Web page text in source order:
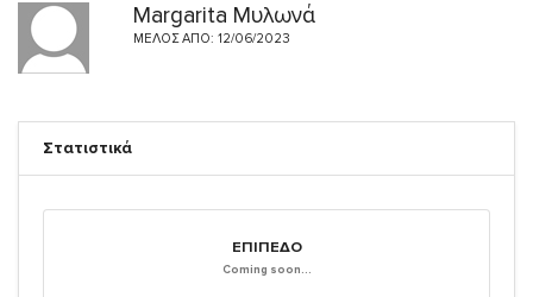
Margarita Μυλωνά
ΜΈΛΟΣ ΑΠΌ: 12/06/2023
Στατιστικά
ΕΠΊΠΕΔΟ
Coming soon...